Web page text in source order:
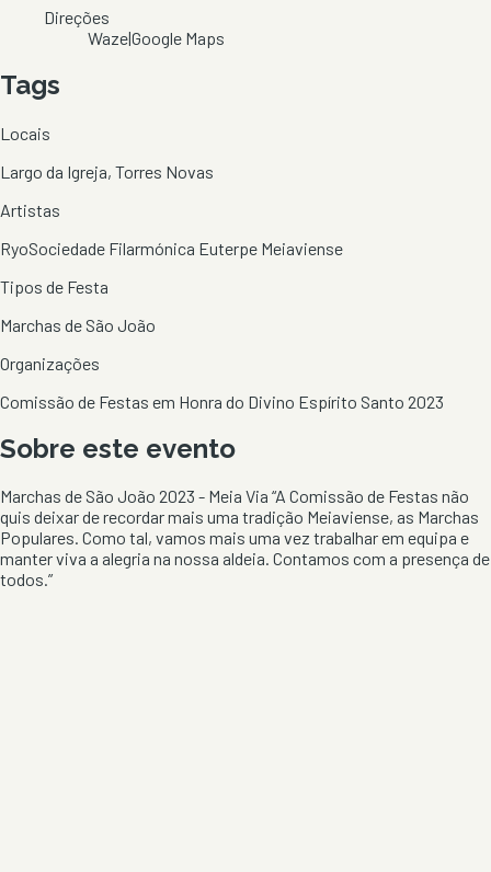
Direções
Waze|Google Maps
Tags
Locais
Largo da Igreja, Torres Novas
Artistas
RyoSociedade Filarmónica Euterpe Meiaviense
Tipos de Festa
Marchas de São João
Organizações
Comissão de Festas em Honra do Divino Espírito Santo 2023
Sobre este evento
Marchas de São João 2023 - Meia Via “A Comissão de Festas não
quis deixar de recordar mais uma tradição Meiaviense, as Marchas
Populares. Como tal, vamos mais uma vez trabalhar em equipa e
manter viva a alegria na nossa aldeia. Contamos com a presença de
todos.”